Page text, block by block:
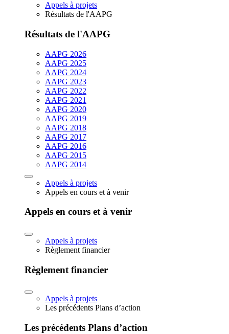
Appels à projets
Résultats de l'AAPG
Résultats de l'AAPG
AAPG 2026
AAPG 2025
AAPG 2024
AAPG 2023
AAPG 2022
AAPG 2021
AAPG 2020
AAPG 2019
AAPG 2018
AAPG 2017
AAPG 2016
AAPG 2015
AAPG 2014
Appels à projets
Appels en cours et à venir
Appels en cours et à venir
Appels à projets
Règlement financier
Règlement financier
Appels à projets
Les précédents Plans d’action
Les précédents Plans d’action